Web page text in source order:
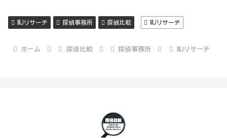
MJリサーチ 探偵事務所 探偵比較 MJリサーチ
ホーム 探偵比較 探偵事務所 MJリサーチ